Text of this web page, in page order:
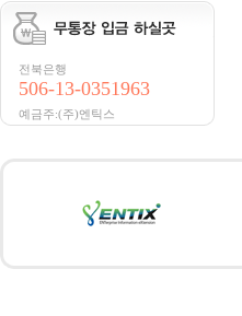
전북은행
506-13-0351963
예금주:(주)엔틱스